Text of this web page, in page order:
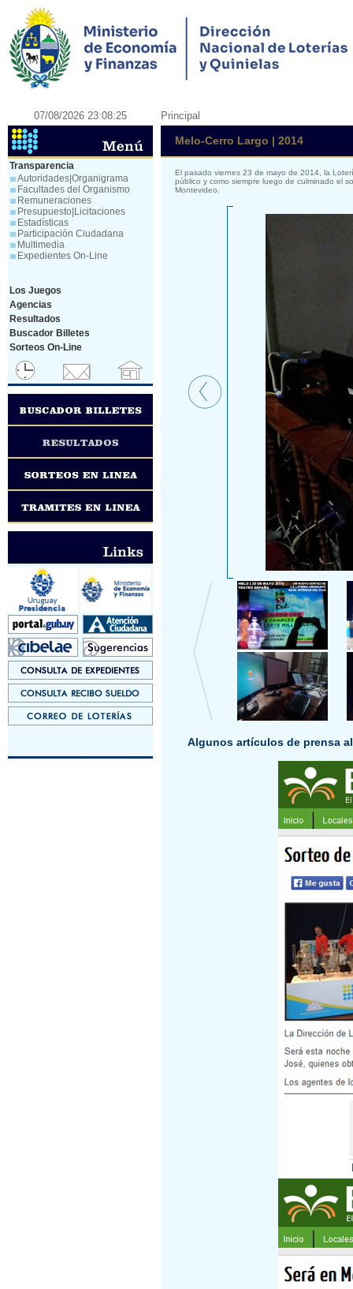
07/08/2026 23:08:25 Principal
Transparencia
Autoridades|Organigrama
Facultades del Organismo
Remuneraciones
Presupuesto|Licitaciones
Estadísticas
Participación Ciudadana
Multimedia
Expedientes On-Line
Los Juegos
Agencias
Resultados
Buscador Billetes
Sorteos On-Line
Melo-Cerro Largo | 2014
El pasado viernes 23 de mayo de 2014, la
público y como siempre luego de culminado el
Montevideo.
Algunos artículos de prensa